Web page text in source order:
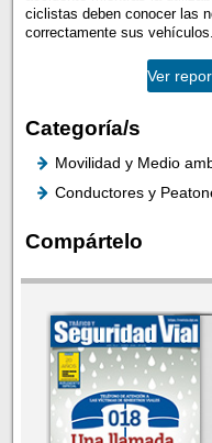
ciclistas deben conocer las
correctamente sus vehículos.
Ver
Categoría/s
Movilidad y Medio
Conductores y
Compártelo